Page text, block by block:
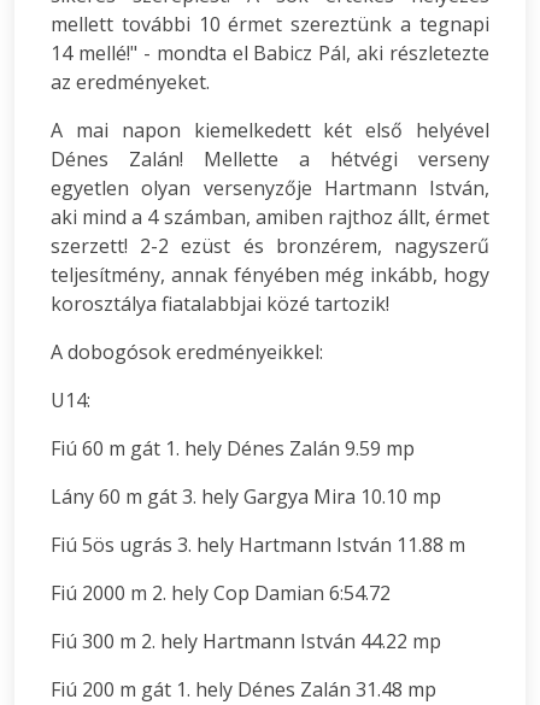
mellett további 10 érmet szereztünk a tegnapi
14 mellé!" - mondta el Babicz Pál, aki részletezte
az eredményeket.
A mai napon kiemelkedett két első helyével
Dénes Zalán! Mellette a hétvégi verseny
egyetlen olyan versenyzője Hartmann István,
aki mind a 4 számban, amiben rajthoz állt, érmet
szerzett! 2-2 ezüst és bronzérem, nagyszerű
teljesítmény, annak fényében még inkább, hogy
korosztálya fiatalabbjai közé tartozik!
A dobogósok eredményeikkel:
U14:
Fiú 60 m gát 1. hely Dénes Zalán 9.59 mp
Lány 60 m gát 3. hely Gargya Mira 10.10 mp
Fiú 5ös ugrás 3. hely Hartmann István 11.88 m
Fiú 2000 m 2. hely Cop Damian 6:54.72
Fiú 300 m 2. hely Hartmann István 44.22 mp
Fiú 200 m gát 1. hely Dénes Zalán 31.48 mp